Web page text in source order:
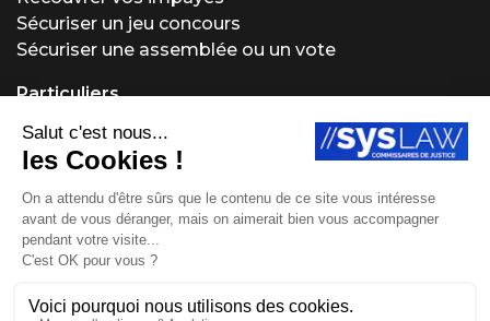
Sécuriser un jeu concours
Sécuriser une assemblée ou un vote
Particuliers
Demander un constat de Commissaire de Justice
Régler un problème locatif
Obtenir un conseil juridique
Protéger vos créations